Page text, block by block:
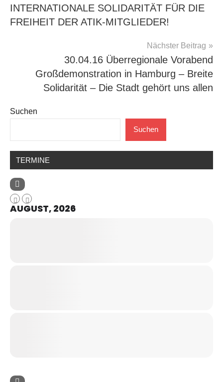
INTERNATIONALE SOLIDARITÄT FÜR DIE
FREIHEIT DER ATIK-MITGLIEDER!
Nächster Beitrag
30.04.16 Überregionale Vorabend
Großdemonstration in Hamburg – Breite
Solidarität – Die Stadt gehört uns allen
Suchen
Suchen
TERMINE
AUGUST, 2026